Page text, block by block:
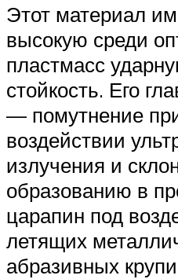
Этот материал
высокую среди
пластмасс
стойкость. Его
— помутнение
воздействии
излучения и
образованию в
царапин под
летящих
абразивных